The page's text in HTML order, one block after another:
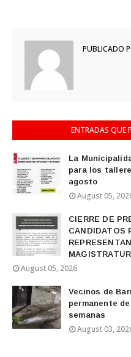
PUBLICADO
ENTRADAS QUE
La
para los
agosto
August 05,
CIERRE DE
CANDIDATOS
August 05, 2026
Vecinos de
permanente
semanas
August 03,